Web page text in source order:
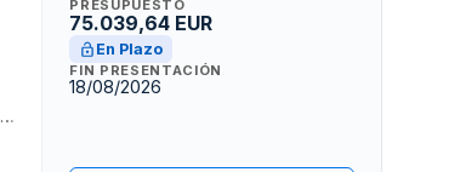
PRESUPUESTO
75.039,64 EUR
En Plazo
FIN PRESENTACIÓN
18/08/2026